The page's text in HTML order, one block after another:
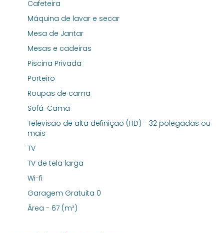
Cafeteira
Máquina de lavar e secar
Mesa de Jantar
Mesas e cadeiras
Piscina Privada
Porteiro
Roupas de cama
Sofá-Cama
Televisão de alta definição (HD) - 32 polegadas ou
mais
TV
TV de tela larga
Wi-fi
Garagem Gratuita 0
Área - 67 (m²)